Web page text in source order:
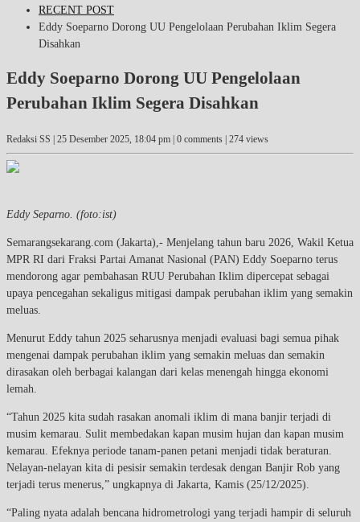
RECENT POST
Eddy Soeparno Dorong UU Pengelolaan Perubahan Iklim Segera
Disahkan
Eddy Soeparno Dorong UU Pengelolaan
Perubahan Iklim Segera Disahkan
Redaksi SS | 25 Desember 2025, 18:04 pm | 0 comments | 274 views
Eddy Separno. (foto:ist)
Semarangsekarang.com (Jakarta),- Menjelang tahun baru 2026, Wakil Ketua
MPR RI dari Fraksi Partai Amanat Nasional (PAN) Eddy Soeparno terus
mendorong agar pembahasan RUU Perubahan Iklim dipercepat sebagai
upaya pencegahan sekaligus mitigasi dampak perubahan iklim yang semakin
meluas.
Menurut Eddy tahun 2025 seharusnya menjadi evaluasi bagi semua pihak
mengenai dampak perubahan iklim yang semakin meluas dan semakin
dirasakan oleh berbagai kalangan dari kelas menengah hingga ekonomi
lemah.
“Tahun 2025 kita sudah rasakan anomali iklim di mana banjir terjadi di
musim kemarau. Sulit membedakan kapan musim hujan dan kapan musim
kemarau. Efeknya periode tanam-panen petani menjadi tidak beraturan.
Nelayan-nelayan kita di pesisir semakin terdesak dengan Banjir Rob yang
terjadi terus menerus,” ungkapnya di Jakarta, Kamis (25/12/2025).
“Paling nyata adalah bencana hidrometrologi yang terjadi hampir di seluruh